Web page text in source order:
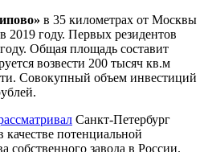
в 35 километрах от Москвы
2019 году. Первых резидентов
Общая площадь составит
возвести 200 тысяч кв.м
Совокупный объем инвестиций
Санкт-Петербург
потенциальной
собственного завода в России.